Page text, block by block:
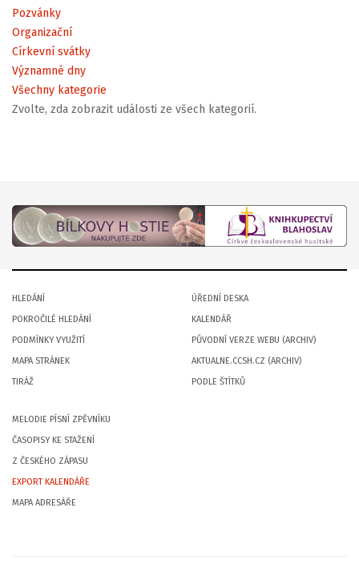
Pozvánky
Organizační
Církevní svátky
Významné dny
Všechny kategorie
Zvolte, zda zobrazit události ze všech kategorií.
HLEDÁNÍ
POKROČILÉ HLEDÁNÍ
PODMÍNKY VYUŽITÍ
MAPA STRÁNEK
TIRÁŽ
ÚŘEDNÍ DESKA
KALENDÁŘ
PŮVODNÍ VERZE WEBU (ARCHIV)
AKTUALNE.CCSH.CZ (ARCHIV)
PODLE ŠTÍTKŮ
MELODIE PÍSNÍ ZPĚVNÍKU
ČASOPISY KE STAŽENÍ
Z ČESKÉHO ZÁPASU
EXPORT KALENDÁŘE
MAPA ADRESÁŘE